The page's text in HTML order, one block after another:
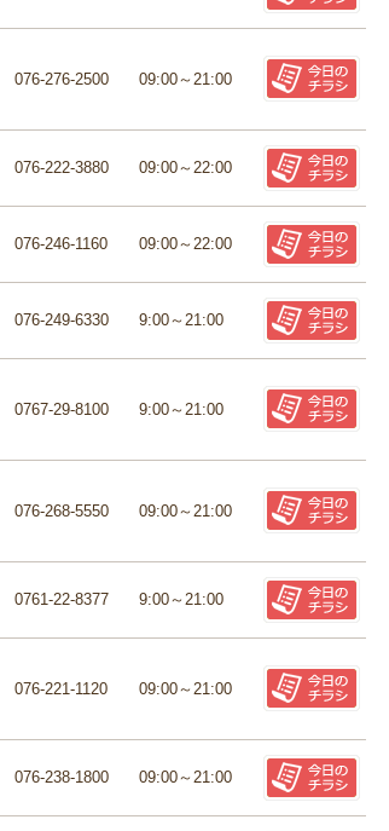
076-276-2500 09:00～21:00
076-222-3880 09:00～22:00
076-246-1160 09:00～22:00
076-249-6330 9:00～21:00
0767-29-8100 9:00～21:00
076-268-5550 09:00～21:00
0761-22-8377 9:00～21:00
076-221-1120 09:00～21:00
076-238-1800 09:00～21:00